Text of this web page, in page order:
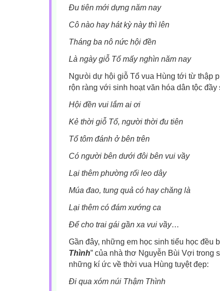
Đu tiên mới dựng năm nay
Cô nào hay hát kỳ này thì lên
Tháng ba nô nức hội đền
Là ngày giỗ Tổ mấy nghìn năm nay
Ngưòi dự hội giỗ Tổ vua Hùng tới từ thập
rộn ràng với sinh hoạt văn hóa dân tộc đầy
Hội đền vui lắm ai ơi
Kẻ thời giỗ Tổ, người thời đu tiên
Tổ tôm đánh ở bên trên
Có người bên dưới đôi bên vui vầy
Lại thêm phường rối leo dây
Múa đao, tung quả có hay chăng là
Lại thêm có đám xướng ca
Để cho trai gái gần xa vui vầy
Gần đây, những em học sinh tiểu học đều
Thình” của nhà thơ Nguyễn Bùi Vợi trong
những kí ức về thời vua Hùng tuyệt đẹp:
Đi qua xóm núi Thậm Thình